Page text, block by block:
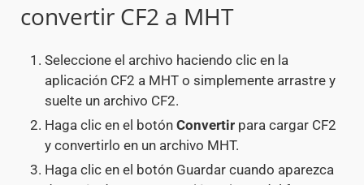
convertir CF2 a MHT
Seleccione el archivo haciendo clic en la
aplicación CF2 a MHT o simplemente arrastre y
suelte un archivo CF2.
Haga clic en el botón Convertir para cargar CF2
y convertirlo en un archivo MHT.
Haga clic en el botón Guardar cuando aparezca